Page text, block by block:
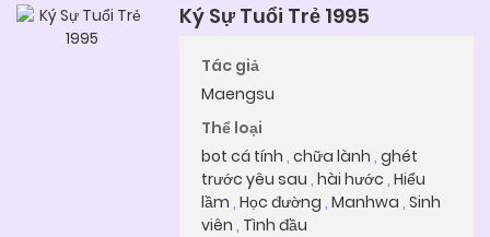
Ký Sự Tuổi Trẻ 1995
Tác giả
Maengsu
Thể loại
bot cá tính ,chữa lành ,ghét
trước yêu sau ,hài hước ,Hiểu
lầm ,Học đường ,Manhwa ,Sinh
viên , Tình đầu